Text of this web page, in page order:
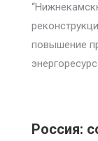
повышение
Россия: